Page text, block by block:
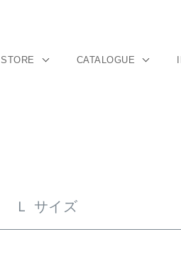
STORE CATALOGUE
Ｌ サイズ